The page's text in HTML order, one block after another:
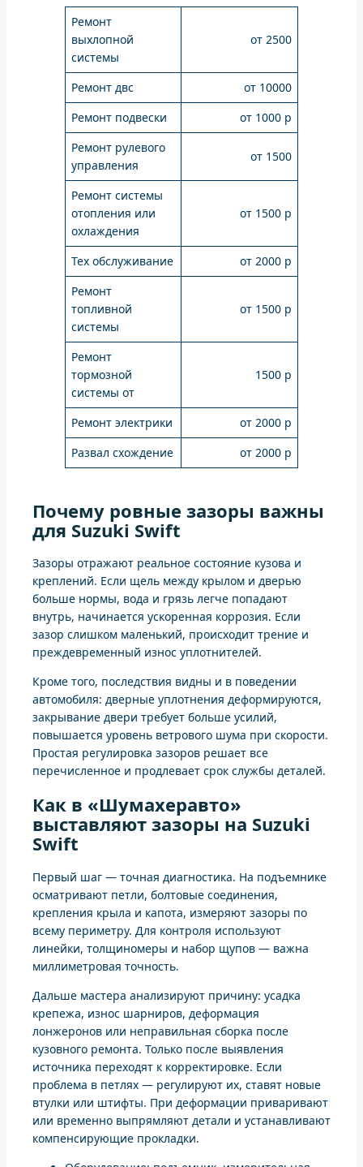
Ремонт
выхлопной
системы
от 2500
Ремонт двс
от 10000
Ремонт подвески
от 1000 р
Ремонт рулевого
управления
от 1500
Ремонт системы
отопления или
охлаждения
от 1500 р
Тех обслуживание
от 2000 р
Ремонт
топливной
системы
от 1500 р
Ремонт
тормозной
системы от
1500 р
Ремонт электрики
от 2000 р
Развал схождение
от 2000 р
Почему ровные зазоры важны
для Suzuki Swift
Зазоры отражают реальное состояние кузова и
креплений. Если щель между крылом и дверью
больше нормы, вода и грязь легче попадают
внутрь, начинается ускоренная коррозия. Если
зазор слишком маленький, происходит трение и
преждевременный износ уплотнителей.
Кроме того, последствия видны и в поведении
автомобиля: дверные уплотнения деформируются,
закрывание двери требует больше усилий,
повышается уровень ветрового шума при скорости.
Простая регулировка зазоров решает все
перечисленное и продлевает срок службы деталей.
Как в «Шумахеравто»
выставляют зазоры на Suzuki
Swift
Первый шаг — точная диагностика. На подъемнике
осматривают петли, болтовые соединения,
крепления крыла и капота, измеряют зазоры по
всему периметру. Для контроля используют
линейки, толщиномеры и набор щупов — важна
миллиметровая точность.
Дальше мастера анализируют причину: усадка
крепежа, износ шарниров, деформация
лонжеронов или неправильная сборка после
кузовного ремонта. Только после выявления
источника переходят к корректировке. Если
проблема в петлях — регулируют их, ставят новые
втулки или штифты. При деформации приваривают
или временно выпрямляют детали и устанавливают
компенсирующие прокладки.